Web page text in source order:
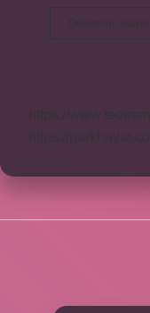
Devamını okuyun
https://
https://